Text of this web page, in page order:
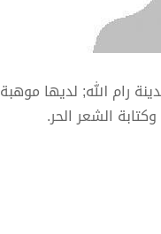
رام الله; لديها
الشعر الحر.